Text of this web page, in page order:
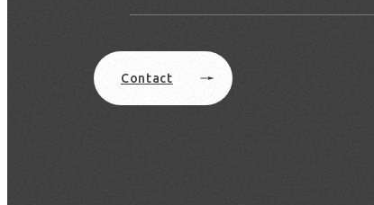
Contact